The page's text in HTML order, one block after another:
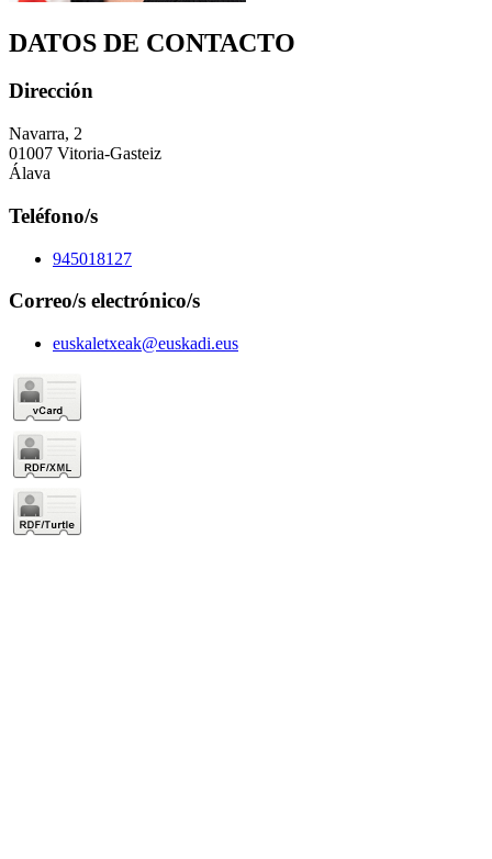
DATOS DE CONTACTO
Dirección
Navarra, 2
01007 Vitoria-Gasteiz
Álava
Teléfono/s
945018127
Correo/s electrónico/s
euskaletxeak@euskadi.eus